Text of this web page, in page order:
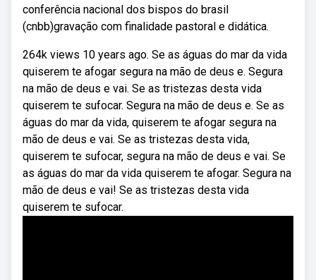
conferência nacional dos bispos do brasil
(cnbb)gravação com finalidade pastoral e didática.
264k views 10 years ago. Se as águas do mar da vida
quiserem te afogar segura na mão de deus e. Segura
na mão de deus e vai. Se as tristezas desta vida
quiserem te sufocar. Segura na mão de deus e. Se as
águas do mar da vida, quiserem te afogar segura na
mão de deus e vai. Se as tristezas desta vida,
quiserem te sufocar, segura na mão de deus e vai. Se
as águas do mar da vida quiserem te afogar. Segura na
mão de deus e vai! Se as tristezas desta vida
quiserem te sufocar.